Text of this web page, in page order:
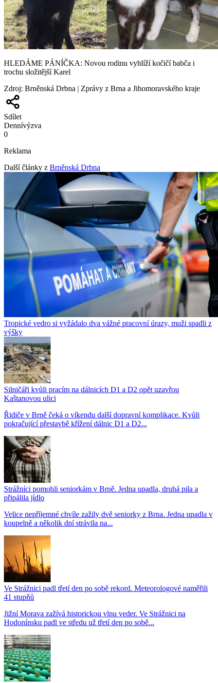
HLEDÁME PÁNÍČKA: Novou rodinu vyhlíží kočičí babča i
trochu složitější Karel
Zdroj: Brněnská Drbna | Zprávy z Brna a Jihomoravského kraje
Sdílet
Dennívýzva
0
Reklama
Další články z Brněnská Drbna
Tropické vedro si vyžádalo dva vážné pracovní úrazy, muži spadli z
výšky
Silničáři kvůli pracím na dálnicích D1 a D2 opět uzavřou
Kaštanovou ulici
Řidiče v Brně čeká o víkendu další dopravní komplikace. Kvůli
pokračující přestavbě křížení dálnic D1 a D2...
Strážníci pomohli seniorkám v Brně. Jedna upadla, druhá pila a
připálila jídlo
Velice nepříjemné chvíle zažily dvě seniorky z Brna. Jedna upadla v
koupelně a několik dní strávila na...
Ve Strážnici padl třetí den po sobě rekord. Meteorologové naměřili
41 stupňů
Jižní Morava zažívá historickou vlnu veder. Ve Strážnici na
Hodonínsku padl ve středu už třetí den po sobě...